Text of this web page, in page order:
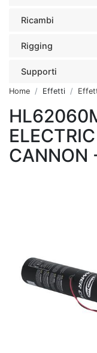
Ricambi
Rigging
Supporti
Home Effetti
CANNON